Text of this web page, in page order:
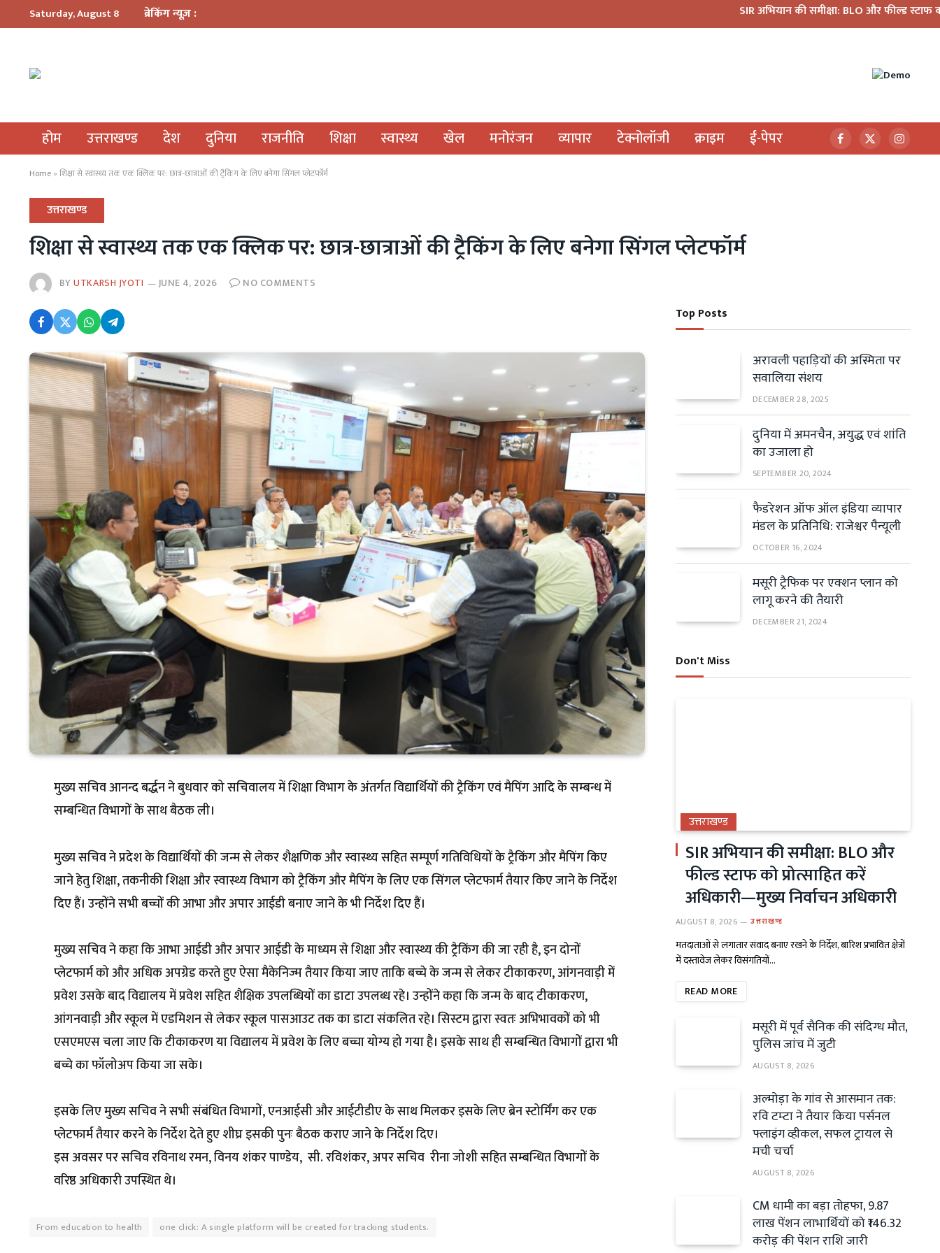
Saturday, August 8 ब्रेकिंग न्यूज़ : SIR अभियान की समीक्षा: BLO और फील्ड स्टाफ को
होम उत्तराखण्ड देश दुनिया राजनीति शिक्षा स्वास्थ्य खेल मनोरंजन व्यापार टेक्नोलॉजी क्राइम ई-पेपर Facebook
X
(Twitter)
Home » शिक्षा से स्वास्थ्य तक एक क्लिक पर: छात्र-छात्राओं की ट्रैकिंग के लिए बनेगा सिंगल प्लेटफॉर्म
उत्तराखण्ड
शिक्षा से स्वास्थ्य तक एक क्लिक पर: छात्र-छात्राओं की ट्रैकिंग के लिए बनेगा सिंगल प्लेटफॉर्म
BYUTKARSH JYOTI JUNE 4, 2026 NO COMMENTS
मुख्य सचिव आनन्द बर्द्धन ने बुधवार को सचिवालय में शिक्षा विभाग के अंतर्गत विद्यार्थियों की ट्रैकिंग एवं मैपिंग आदि के सम्बन्ध में
सम्बन्धित विभागों के साथ बैठक ली।
मुख्य सचिव ने प्रदेश के विद्यार्थियों की जन्म से लेकर शैक्षणिक और स्वास्थ्य सहित सम्पूर्ण गतिविधियों के ट्रैकिंग और मैपिंग किए
जाने हेतु शिक्षा, तकनीकी शिक्षा और स्वास्थ्य विभाग को ट्रैकिंग और मैपिंग के लिए एक सिंगल प्लेटफार्म तैयार किए जाने के निर्देश
दिए हैं। उन्होंने सभी बच्चों की आभा और अपार आईडी बनाए जाने के भी निर्देश दिए हैं।
मुख्य सचिव ने कहा कि आभा आईडी और अपार आईडी के माध्यम से शिक्षा और स्वास्थ्य की ट्रैकिंग की जा रही है, इन दोनों
प्लेटफार्म को और अधिक अपग्रेड करते हुए ऐसा मैकेनिज्म तैयार किया जाए ताकि बच्चे के जन्म से लेकर टीकाकरण, आंगनवाड़ी में
प्रवेश उसके बाद विद्यालय में प्रवेश सहित शैक्षिक उपलब्धियों का डाटा उपलब्ध रहे। उन्होंने कहा कि जन्म के बाद टीकाकरण,
आंगनवाड़ी और स्कूल में एडमिशन से लेकर स्कूल पासआउट तक का डाटा संकलित रहे। सिस्टम द्वारा स्वतः अभिभावकों को भी
एसएमएस चला जाए कि टीकाकरण या विद्यालय में प्रवेश के लिए बच्चा योग्य हो गया है। इसके साथ ही सम्बन्धित विभागों द्वारा भी
बच्चे का फॉलोअप किया जा सके।
इसके लिए मुख्य सचिव ने सभी संबंधित विभागों, एनआईसी और आईटीडीए के साथ मिलकर इसके लिए ब्रेन स्टोर्मिंग कर एक
प्लेटफार्म तैयार करने के निर्देश देते हुए शीघ्र इसकी पुनः बैठक कराए जाने के निर्देश दिए।
इस अवसर पर सचिव रविनाथ रमन, विनय शंकर पाण्डेय, सी. रविशंकर, अपर सचिव रीना जोशी सहित सम्बन्धित विभागों के
वरिष्ठ अधिकारी उपस्थित थे।
From education to health one click: A single platform will be created for tracking students.
Top Posts
अरावली पहाड़ियों की अस्मिता पर
सवालिया संशय
DECEMBER 28, 2025
दुनिया में अमनचैन, अयुद्ध एवं शांति
का उजाला हो
SEPTEMBER 20, 2024
फैडरेशन ऑफ ऑल इंडिया व्यापार
मंडल के प्रतिनिधि: राजेश्वर पैन्यूली
OCTOBER 16, 2024
मसूरी ट्रैफिक पर एक्शन प्लान को
लागू करने की तैयारी
DECEMBER 21, 2024
Don't Miss
उत्तराखण्ड
SIR अभियान की समीक्षा: BLO और
फील्ड स्टाफ को प्रोत्साहित करें
अधिकारी—मुख्य निर्वाचन अधिकारी
AUGUST 8, 2026 उत्तराखण्ड
मतदाताओं से लगातार संवाद बनाए रखने के निर्देश, बारिश प्रभावित क्षेत्रों
में दस्तावेज लेकर विसंगतियों…
READ MORE
मसूरी में पूर्व सैनिक की संदिग्ध मौत,
पुलिस जांच में जुटी
AUGUST 8, 2026
अल्मोड़ा के गांव से आसमान तक:
रवि टम्टा ने तैयार किया पर्सनल
फ्लाइंग व्हीकल, सफल ट्रायल से
मची चर्चा
AUGUST 8, 2026
CM धामी का बड़ा तोहफा, 9.87
लाख पेंशन लाभार्थियों को ₹146.32
करोड़ की पेंशन राशि जारी